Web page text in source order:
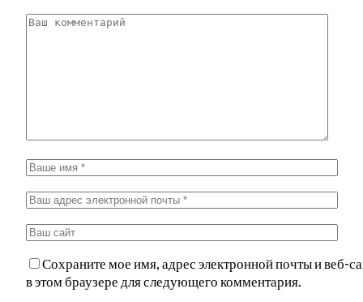
Сохраните мое имя, адрес электронной почты и веб-
в этом браузере для следующего комментария.